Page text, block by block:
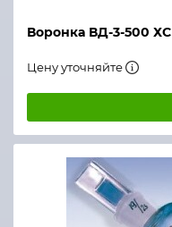
Воронка ВД-3-500 ХС
Цену уточняйте